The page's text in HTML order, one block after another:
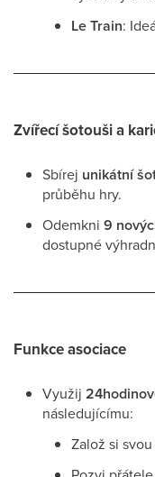
Le Train:
Zvířecí šotouši a
Sbírej unikátní
průběhu hry.
Odemkni 9
dostupné
Funkce asociace
Využij
následujícímu:
Založ si